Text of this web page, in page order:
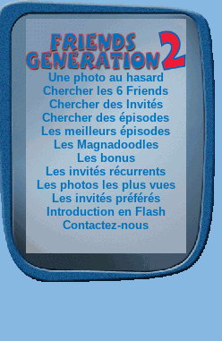
Une photo au hasard
Chercher les 6 Friends
Chercher des Invités
Chercher des épisodes
Les meilleurs épisodes
Les Magnadoodles
Les bonus
Les invités récurrents
Les photos les plus vues
Les invités préférés
Introduction en Flash
Contactez-nous